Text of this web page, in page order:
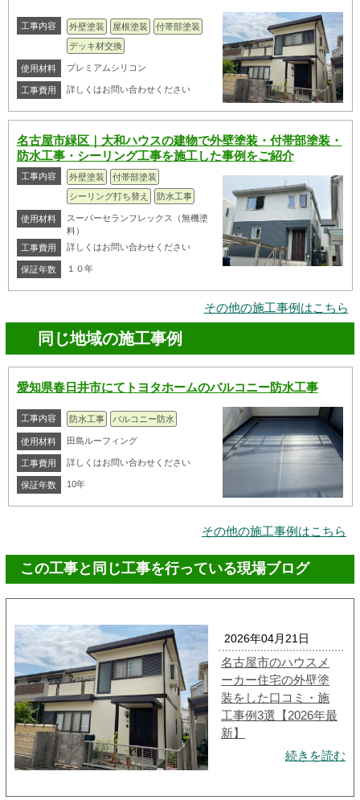
工事内容 外壁塗装 屋根塗装
付帯部塗装
デッキ材交換
使用材料 プレミアムシリコン
工事費用 詳しくはお問い合わせください
名古屋市緑区｜大和ハウスの建物で外壁塗装・付帯部塗装・
防水工事・シーリング工事を施工した事例をご紹介
工事内容 外壁塗装
付帯部塗装
シーリング打ち替え
防水工事
使用材料
スーパーセランフレックス（無機塗
料）
工事費用
詳しくはお問い合わせください
保証年数 １０年
その他の施工事例はこちら
同じ地域の施工事例
愛知県春日井市にてトヨタホームのバルコニー防水工事
工事内容 防水工事 バルコニー防水
使用材料 田島ルーフィング
工事費用 詳しくはお問い合わせください
保証年数 10年
その他の施工事例はこちら
この工事と同じ工事を行っている現場ブログ
2026年04月21日
名古屋市のハウスメ
ーカー住宅の外壁塗
装をした口コミ・施
工事例3選【2026年最
新】
続きを読む